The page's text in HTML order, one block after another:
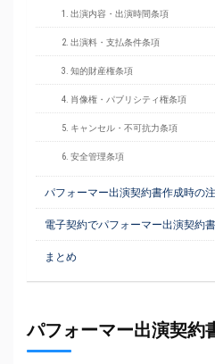
1. 出演内容・出演時間条項
2. 出演料・支払条件条項
3. 知的財産権条項
4. 肖像権・パブリシティ権条項
5. キャンセル・不可抗力条項
6. 安全管理条項
パフォーマー出演契約書作成時の
電子契約でパフォーマー出演契約
まとめ
パフォーマー出演契約